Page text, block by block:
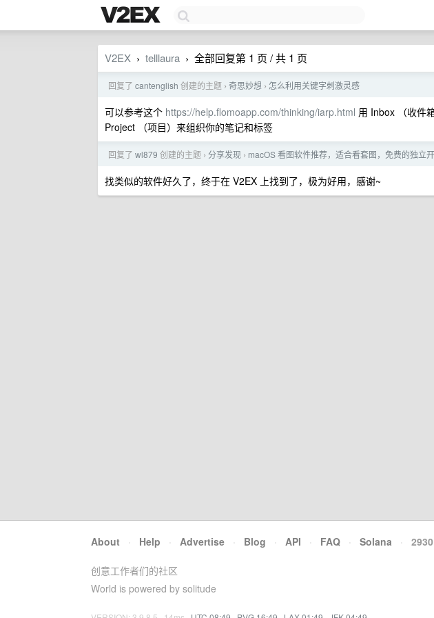
V2EX › telllaura › 全部回复第 1 页 / 共 1 页
回复了 cantenglish 创建的主题 › 奇思妙想 › 怎么利用关键字刺激灵感
可以参考这个 https://help.flomoapp.com/thinking/iarp.html 用 Inbox （收件
Project （项目）来组织你的笔记和标签
回复了 wl879 创建的主题 › 分享发现 › macOS 看图软件推荐，适合看套图，免费的独立
找类似的软件好久了，终于在 V2EX 上找到了，极为好用，感谢~
About · Help · Advertise · Blog · API · FAQ · Solana ·
创意工作者们的社区
World is powered by solitude